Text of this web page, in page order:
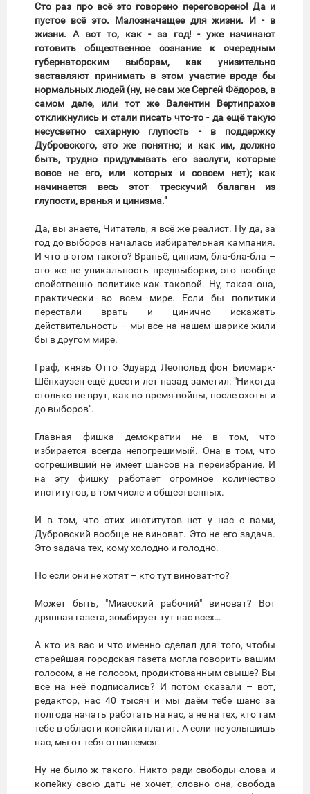
Сто раз про всё это говорено переговорено! Да и
пустое всё это. Малозначащее для жизни. И - в
жизни. А вот то, как - за год! - уже начинают
готовить общественное сознание к очередным
губернаторским выборам, как унизительно
заставляют принимать в этом участие вроде бы
нормальных людей (ну, не сам же Сергей Фёдоров, в
самом деле, или тот же Валентин Вертипрахов
откликнулись и стали писать что-то - да ещё такую
несусветно сахарную глупость - в поддержку
Дубровского, это же понятно; и как им, должно
быть, трудно придумывать его заслуги, которые
вовсе не его, или которых и совсем нет); как
начинается весь этот трескучий балаган из
глупости, вранья и цинизма."
Да, вы знаете, Читатель, я всё же реалист. Ну да, за
год до выборов началась избирательная кампания.
И что в этом такого? Враньё, цинизм, бла-бла-бла –
это же не уникальность предвыборки, это вообще
свойственно политике как таковой. Ну, такая она,
практически во всем мире. Если бы политики
перестали врать и цинично искажать
действительность – мы все на нашем шарике жили
бы в другом мире.
Граф, князь Отто Эдуард Леопольд фон Бисмарк-
Шёнхаузен ещё двести лет назад заметил: "Никогда
столько не врут, как во время войны, после охоты и
до выборов".
Главная фишка демократии не в том, что
избирается всегда непогрешимый. Она в том, что
согрешивший не имеет шансов на переизбрание. И
на эту фишку работает огромное количество
институтов, в том числе и общественных.
И в том, что этих институтов нет у нас с вами,
Дубровский вообще не виноват. Это не его задача.
Это задача тех, кому холодно и голодно.
Но если они не хотят – кто тут виноват-то?
Может быть, "Миасский рабочий" виноват? Вот
дрянная газета, зомбирует тут нас всех…
А кто из вас и что именно сделал для того, чтобы
старейшая городская газета могла говорить вашим
голосом, а не голосом, продиктованным свыше? Вы
все на неё подписались? И потом сказали – вот,
редактор, нас 40 тысяч и мы даём тебе шанс за
полгода начать работать на нас, а не на тех, кто там
тебе в области копейки платит. А если не услышишь
нас, мы от тебя отпишемся.
Ну не было ж такого. Никто ради свободы слова и
копейку свою дать не хочет, словно она, свобода